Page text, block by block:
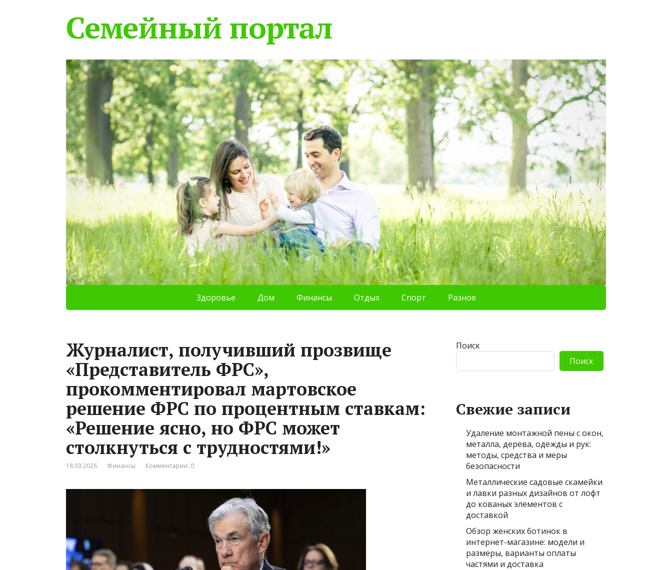
Семейный портал
Здоровье Дом Финансы Отдых Спорт Разное
Журналист, получивший прозвище
«Представитель ФРС»,
прокомментировал мартовское
решение ФРС по процентным ставкам:
«Решение ясно, но ФРС может
столкнуться с трудностями!»
18.03.2026 Финансы Комментарии: 0
Поиск
Поиск
Свежие записи
Удаление монтажной пены с окон,
металла, дерева, одежды и рук:
методы, средства и меры
безопасности
Металлические садовые скамейки
и лавки разных дизайнов от лофт
до кованых элементов с
доставкой
Обзор женских ботинок в
интернет-магазине: модели и
размеры, варианты оплаты
частями и доставка